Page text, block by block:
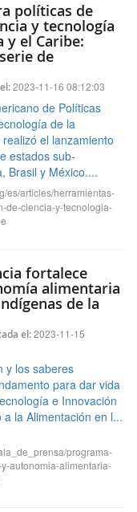
políticas de
y tecnología
y el Caribe:
de
2023-11-16 08:12:03
de Políticas
de la
el lanzamiento
estados sub-
Brasil y México....
es/articles/herramientas-
de-ciencia-y-tecnologia-
fortalece
alimentaria
de la
el:2023-11-15
y los saberes
para dar vida
e Innovación
la Alimentación en l...
programa-
autonomia-alimentaria-